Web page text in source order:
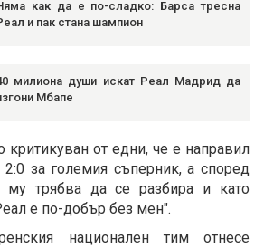
как да е по-сладко: Барса тресна
и пак стана шампион
милиона души искат Реал Мадрид да
Мбапе
критикуван от едни, че е направил
2:0 за големия съперник, а според
му трябва да се разбира и като
е по-добър без мен".
национален тим отнесе